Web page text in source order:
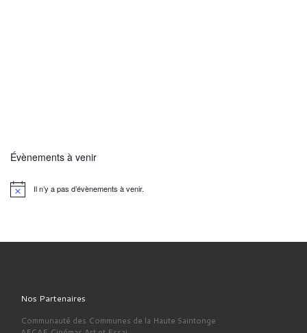
Évènements à venir
e
Il n’y a pas d’évènements à venir.
Nos Partenaires
Communauté des Communes de la Haute Saintonge